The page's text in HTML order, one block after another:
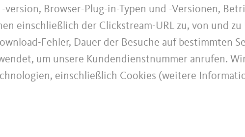
Browser-Plug-in-Typen und -Versionen,
einschließlich der Clickstream-URL zu, von und
Fehler, Dauer der Besuche auf bestimmten
um unsere Kundendienstnummer anrufen.
einschließlich Cookies (weitere